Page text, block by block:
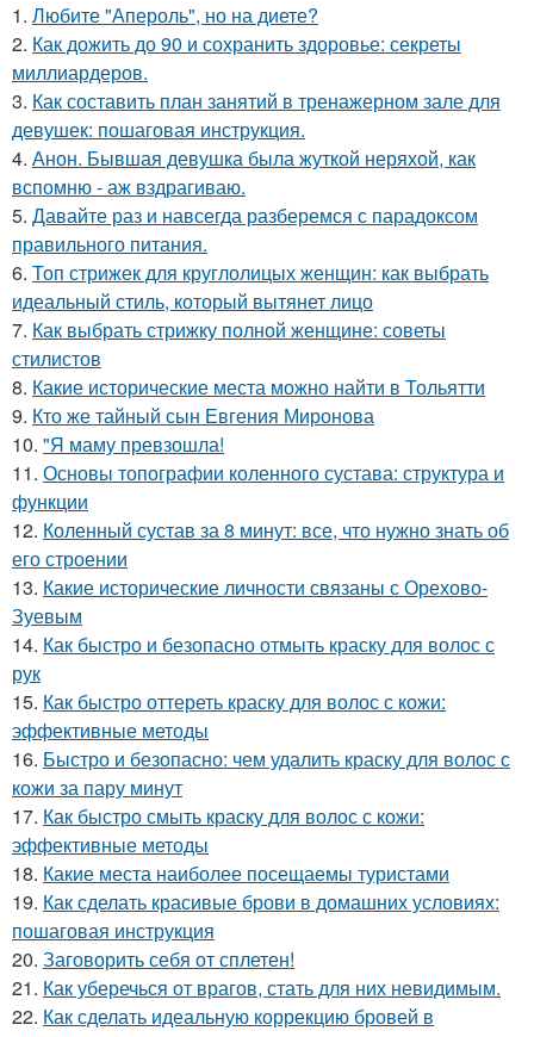
1. Любите "Апероль", но на диете?
2. Как дожить до 90 и сохранить здоровье: секреты
миллиардеров.
3. Как составить план занятий в тренажерном зале для
девушек: пошаговая инструкция.
4. Анон. Бывшая девушка была жуткой неряхой, как
вспомню - аж вздрагиваю.
5. Давайте раз и навсегда разберемся с парадоксом
правильного питания.
6. Топ стрижек для круглолицых женщин: как выбрать
идеальный стиль, который вытянет лицо
7. Как выбрать стрижку полной женщине: советы
стилистов
8. Какие исторические места можно найти в Тольятти
9. Кто же тайный сын Евгения Миронова
10. "Я маму превзошла!
11. Основы топографии коленного сустава: структура и
функции
12. Коленный сустав за 8 минут: все, что нужно знать об
его строении
13. Какие исторические личности связаны с Орехово-
Зуевым
14. Как быстро и безопасно отмыть краску для волос с
рук
15. Как быстро оттереть краску для волос с кожи:
эффективные методы
16. Быстро и безопасно: чем удалить краску для волос с
кожи за пару минут
17. Как быстро смыть краску для волос с кожи:
эффективные методы
18. Какие места наиболее посещаемы туристами
19. Как сделать красивые брови в домашних условиях:
пошаговая инструкция
20. Заговорить себя от сплетен!
21. Как уберечься от врагов, стать для них невидимым.
22. Как сделать идеальную коррекцию бровей в